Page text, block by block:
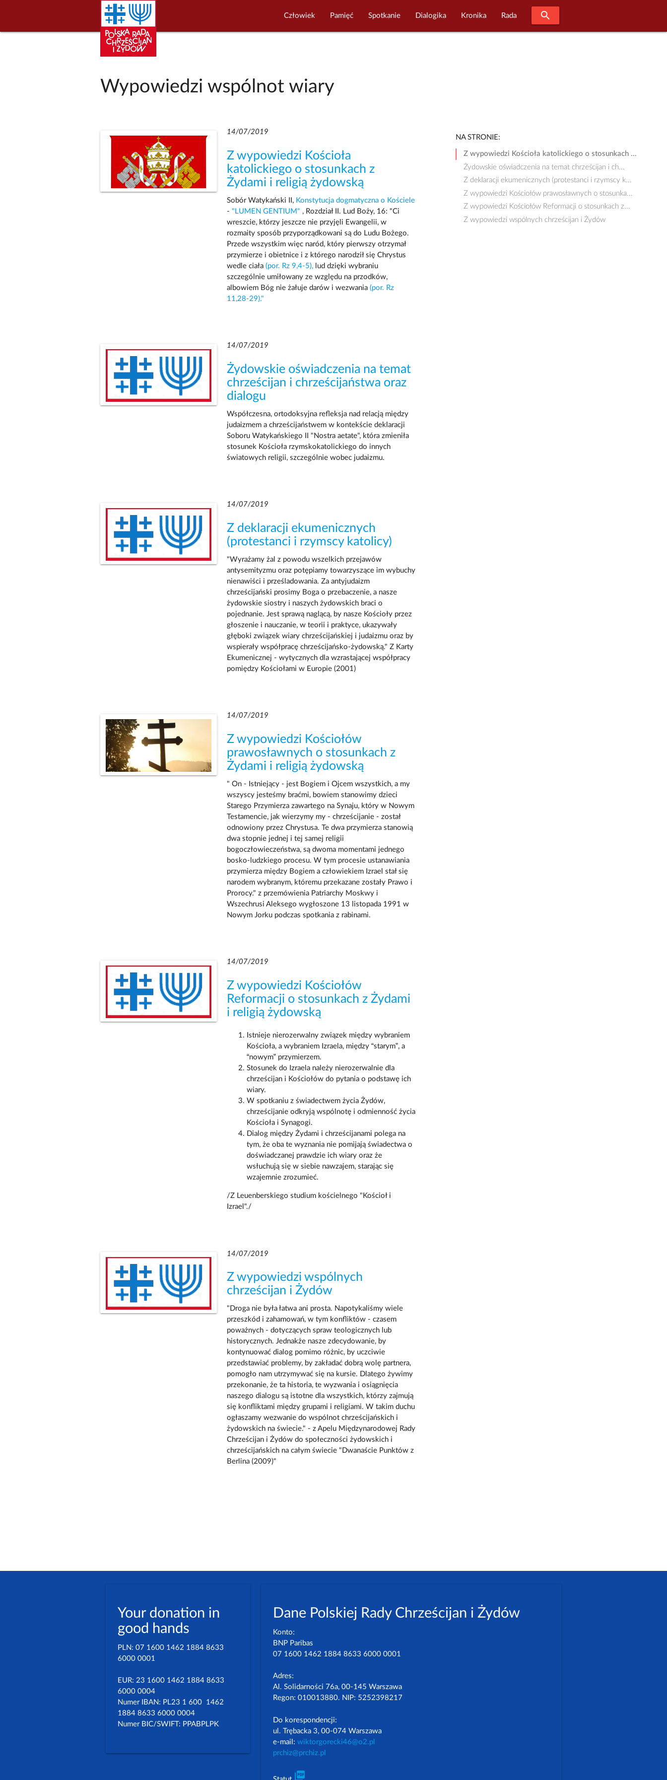
Człowiek Pamięć Spotkanie Dialogika Kronika Rada search
Wypowiedzi wspólnot wiary
14/07/2019
Z wypowiedzi Kościoła
katolickiego o stosunkach z
Żydami i religią żydowską
Sobór Watykański II, Konstytucja dogmatyczna o Kościele
- "LUMEN GENTIUM" , Rozdział II. Lud Boży, 16: "Ci
wreszcie, którzy jeszcze nie przyjęli Ewangelii, w
rozmaity sposób przyporządkowani są do Ludu Bożego.
Przede wszystkim więc naród, który pierwszy otrzymał
przymierze i obietnice i z którego narodził się Chrystus
wedle ciała (por. Rz 9,4-5), lud dzięki wybraniu
szczególnie umiłowany ze względu na przodków,
albowiem Bóg nie żałuje darów i wezwania (por. Rz
11,28-29)."
14/07/2019
Żydowskie oświadczenia na temat
chrześcijan i chrześcijaństwa oraz
dialogu
Współczesna, ortodoksyjna refleksja nad relacją między
judaizmem a chrześcijaństwem w kontekście deklaracji
Soboru Watykańskiego II "Nostra aetate", która zmieniła
stosunek Kościoła rzymskokatolickiego do innych
światowych religii, szczególnie wobec judaizmu.
14/07/2019
Z deklaracji ekumenicznych
(protestanci i rzymscy katolicy)
"Wyrażamy żal z powodu wszelkich przejawów
antysemityzmu oraz potępiamy towarzyszące im wybuchy
nienawiści i prześladowania. Za antyjudaizm
chrześcijański prosimy Boga o przebaczenie, a nasze
żydowskie siostry i naszych żydowskich braci o
pojednanie. Jest sprawą naglącą, by nasze Kościoły przez
głoszenie i nauczanie, w teorii i praktyce, ukazywały
głęboki związek wiary chrześcijańskiej i judaizmu oraz by
wspierały współpracę chrześcijańsko-żydowską." Z Karty
Ekumenicznej - wytycznych dla wzrastającej współpracy
pomiędzy Kościołami w Europie (2001)
14/07/2019
Z wypowiedzi Kościołów
prawosławnych o stosunkach z
Żydami i religią żydowską
" On - Istniejący - jest Bogiem i Ojcem wszystkich, a my
wszyscy jesteśmy braćmi, bowiem stanowimy dzieci
Starego Przymierza zawartego na Synaju, który w Nowym
Testamencie, jak wierzymy my - chrześcijanie - został
odnowiony przez Chrystusa. Te dwa przymierza stanowią
dwa stopnie jednej i tej samej religii
bogoczłowieczeństwa, są dwoma momentami jednego
bosko-ludzkiego procesu. W tym procesie ustanawiania
przymierza między Bogiem a człowiekiem Izrael stał się
narodem wybranym, któremu przekazane zostały Prawo i
Prorocy." z przemówienia Patriarchy Moskwy i
Wszechrusi Aleksego wygłoszone 13 listopada 1991 w
Nowym Jorku podczas spotkania z rabinami.
14/07/2019
Z wypowiedzi Kościołów
Reformacji o stosunkach z Żydami
i religią żydowską
Istnieje nierozerwalny związek między wybraniem
Kościoła, a wybraniem Izraela, między “starym”, a
“nowym” przymierzem.
Stosunek do Izraela należy nierozerwalnie dla
chrześcijan i Kościołów do pytania o podstawę ich
wiary.
W spotkaniu z świadectwem życia Żydów,
chrześcijanie odkryją wspólnotę i odmienność życia
Kościoła i Synagogi.
Dialog między Żydami i chrześcijanami polega na
tym, że oba te wyznania nie pomijają świadectwa o
doświadczanej prawdzie ich wiary oraz że
wsłuchują się w siebie nawzajem, starając się
wzajemnie zrozumieć.
/Z Leuenberskiego studium kościelnego "Kościoł i
Izrael"./
14/07/2019
Z wypowiedzi wspólnych
chrześcijan i Żydów
"Droga nie była łatwa ani prosta. Napotykaliśmy wiele
przeszkód i zahamowań, w tym konfliktów - czasem
poważnych - dotyczących spraw teologicznych lub
historycznych. Jednakże nasze zdecydowanie, by
kontynuować dialog pomimo różnic, by uczciwie
przedstawiać problemy, by zakładać dobrą wolę partnera,
pomogło nam utrzymywać się na kursie. Dlatego żywimy
przekonanie, że ta historia, te wyzwania i osiągnięcia
naszego dialogu są istotne dla wszystkich, którzy zajmują
się konfliktami między grupami i religiami. W takim duchu
ogłaszamy wezwanie do wspólnot chrześcijańskich i
żydowskich na świecie." - z Apelu Międzynarodowej Rady
Chrześcijan i Żydów do społeczności żydowskich i
chrześcijańskich na całym świecie "Dwanaście Punktów z
Berlina (2009)"
NA STRONIE:
Z wypowiedzi Kościoła katolickiego o stosunkach ...
Żydowskie oświadczenia na temat chrześcijan i ch...
Z deklaracji ekumenicznych (protestanci i rzymscy k...
Z wypowiedzi Kościołów prawosławnych o stosunka...
Z wypowiedzi Kościołów Reformacji o stosunkach z...
Z wypowiedzi wspólnych chrześcijan i Żydów
Dane Polskiej Rady Chrześcijan i Żydów
Konto:
BNP Paribas
07 1600 1462 1884 8633 6000 0001
Adres:
Al. Solidarności 76a, 00-145 Warszawa
Regon: 010013880. NIP: 5252398217
Do korespondencji:
ul. Trębacka 3, 00-074 Warszawa
e-mail:wiktorgorecki46@o2.pl
prchiz@prchiz.pl
picture_as_pdf
Your donation in
good hands
PLN: 07 1600 1462 1884 8633
6000 0001
EUR: 23 1600 1462 1884 8633
6000 0004
Numer IBAN: PL23 1 600 1462
1884 8633 6000 0004
Numer BIC/SWIFT: PPABPLPK